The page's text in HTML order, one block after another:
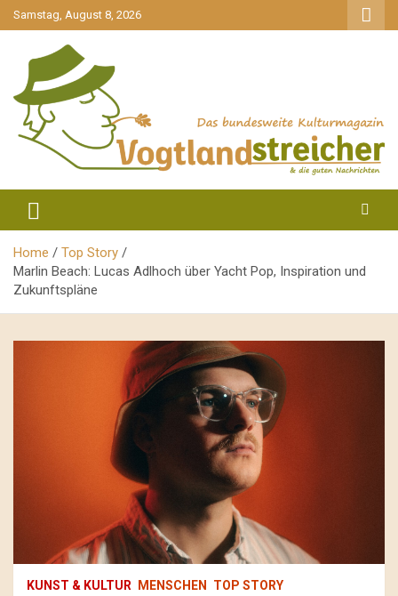
gehe
zum
Samstag, August 8, 2026
Vogtlandstreicher
Home
Top Story
Marlin Beach: Lucas Adlhoch über Yacht Pop, Inspiration und
Zukunftspläne
KUNST & KULTUR MENSCHEN TOP STORY